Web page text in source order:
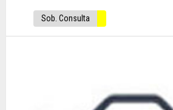
Sob. Consulta